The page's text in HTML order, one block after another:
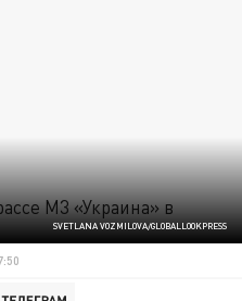
SVETLANA VOZMILOVA/GLOBALLOOKPRESS